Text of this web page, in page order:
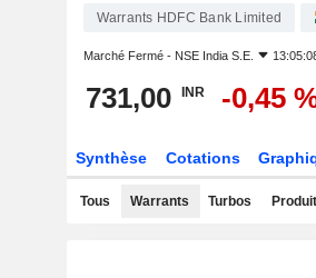
Warrants HDFC Bank Limited
Marché Fermé - NSE India S.E.
731,00 INR -0,45
Synthèse Cotations
Tous Warrants Turbos